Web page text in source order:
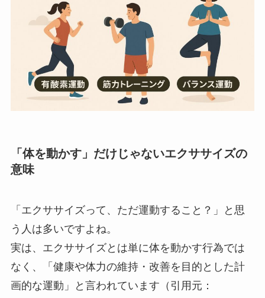
「体を動かす」だけじゃないエクササイズの
意味
「エクササイズって、ただ運動すること？」と思
う人は多いですよね。
実は、エクササイズとは単に体を動かす行為では
なく、「健康や体力の維持・改善を目的とした計
画的な運動」と言われています（引用元：